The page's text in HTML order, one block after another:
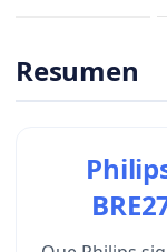
Resumen